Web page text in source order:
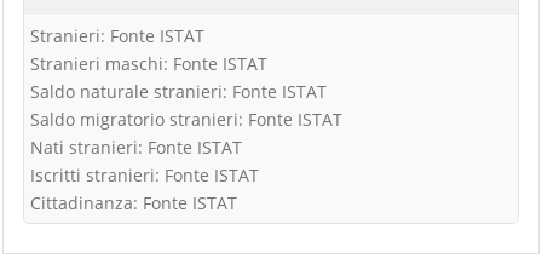
Stranieri: Fonte ISTAT
Stranieri maschi: Fonte ISTAT
Saldo naturale stranieri: Fonte ISTAT
Saldo migratorio stranieri: Fonte ISTAT
Nati stranieri: Fonte ISTAT
Iscritti stranieri: Fonte ISTAT
Cittadinanza: Fonte ISTAT